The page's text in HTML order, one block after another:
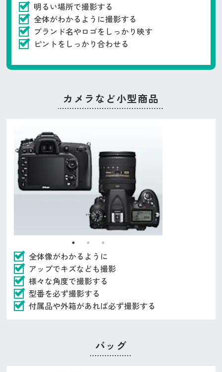
明るい場所で撮影する
全体がわかるように撮影する
ブランド名やロゴをしっかり映す
ピントをしっかり合わせる
カメラなど小型商品
全体像がわかるように
アップでキズなども撮影
様々な角度で撮影する
型番を必ず撮影する
付属品や外箱があれば必ず撮影する
バッグ